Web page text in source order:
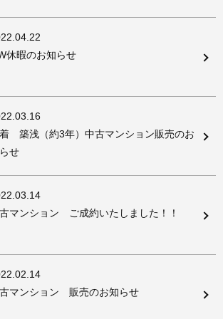
休暇のお知らせ
築浅（約3年）中古マンション販売のお
せ
マンション ご成約いたしました！！
マンション 販売のお知らせ